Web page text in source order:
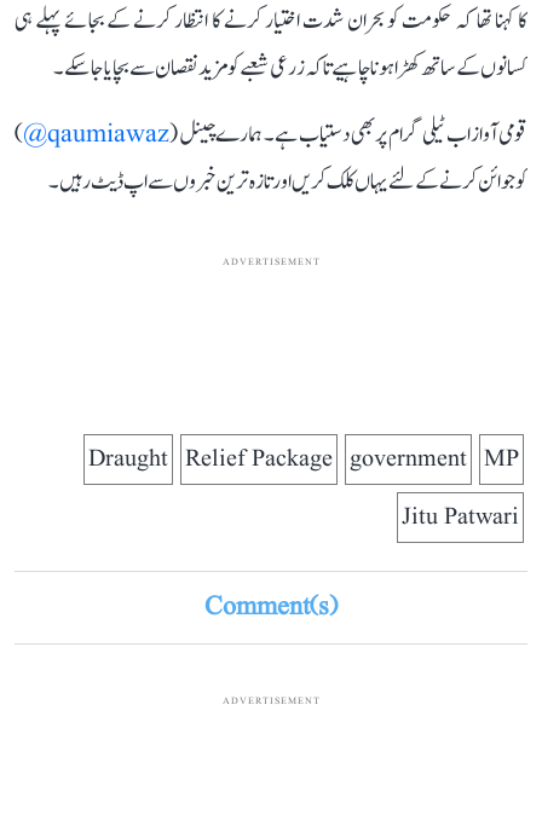
کا کہنا تھا کہ حکومت کو بحران شدت اختیار کرنے کا انتظار کرنے کے بجائے پہلے ہی
کسانوں کے ساتھ کھڑا ہونا چاہیے تاکہ زرعی شعبے کو مزید نقصان سے بچایا جا سکے۔
قومی آواز اب ٹیلی گرام پر بھی دستیاب ہے۔ ہمارے چینل (qaumiawaz@
)
کو جوائن کرنے کے لئے یہاں کلک کریں اور تازہ ترین خبروں سے اپ ڈیٹ رہیں۔
ADVERTISEMENT
MP
government
Relief Package
Draught
Jitu Patwari
Comment(s)
ADVERTISEMENT